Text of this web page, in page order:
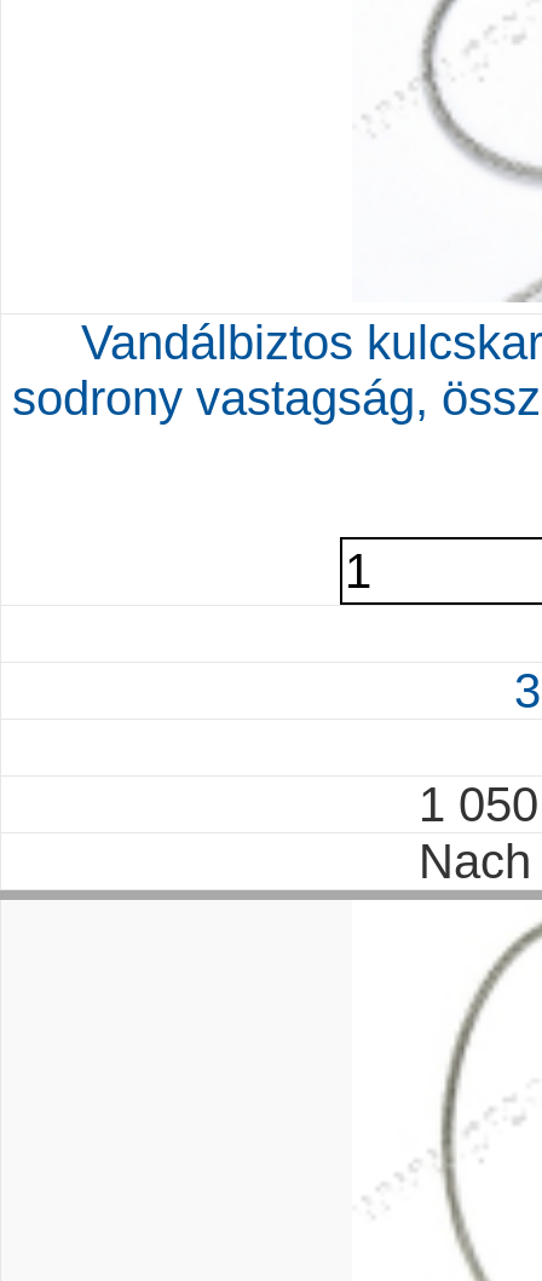
Vandálbiztos
sodrony vastagság,
1